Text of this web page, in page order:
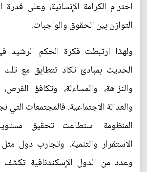
احترام الكرامة الإنسانية، وعلى
التوازن بين الحقوق والواجبات.
ولهذا ارتبطت فكرة الحكم الرشيد
الحديث بمبادئ تكاد تتطابق مع تلك
والنزاهة، والمساءلة، وتكافؤ
والعدالة الاجتماعية. فالمجتمعات
المنظومة استطاعت تحقيق
الاستقرار والتنمية. وتجارب دول مثل
وعدد من الدول الإسكندنافية تكشف